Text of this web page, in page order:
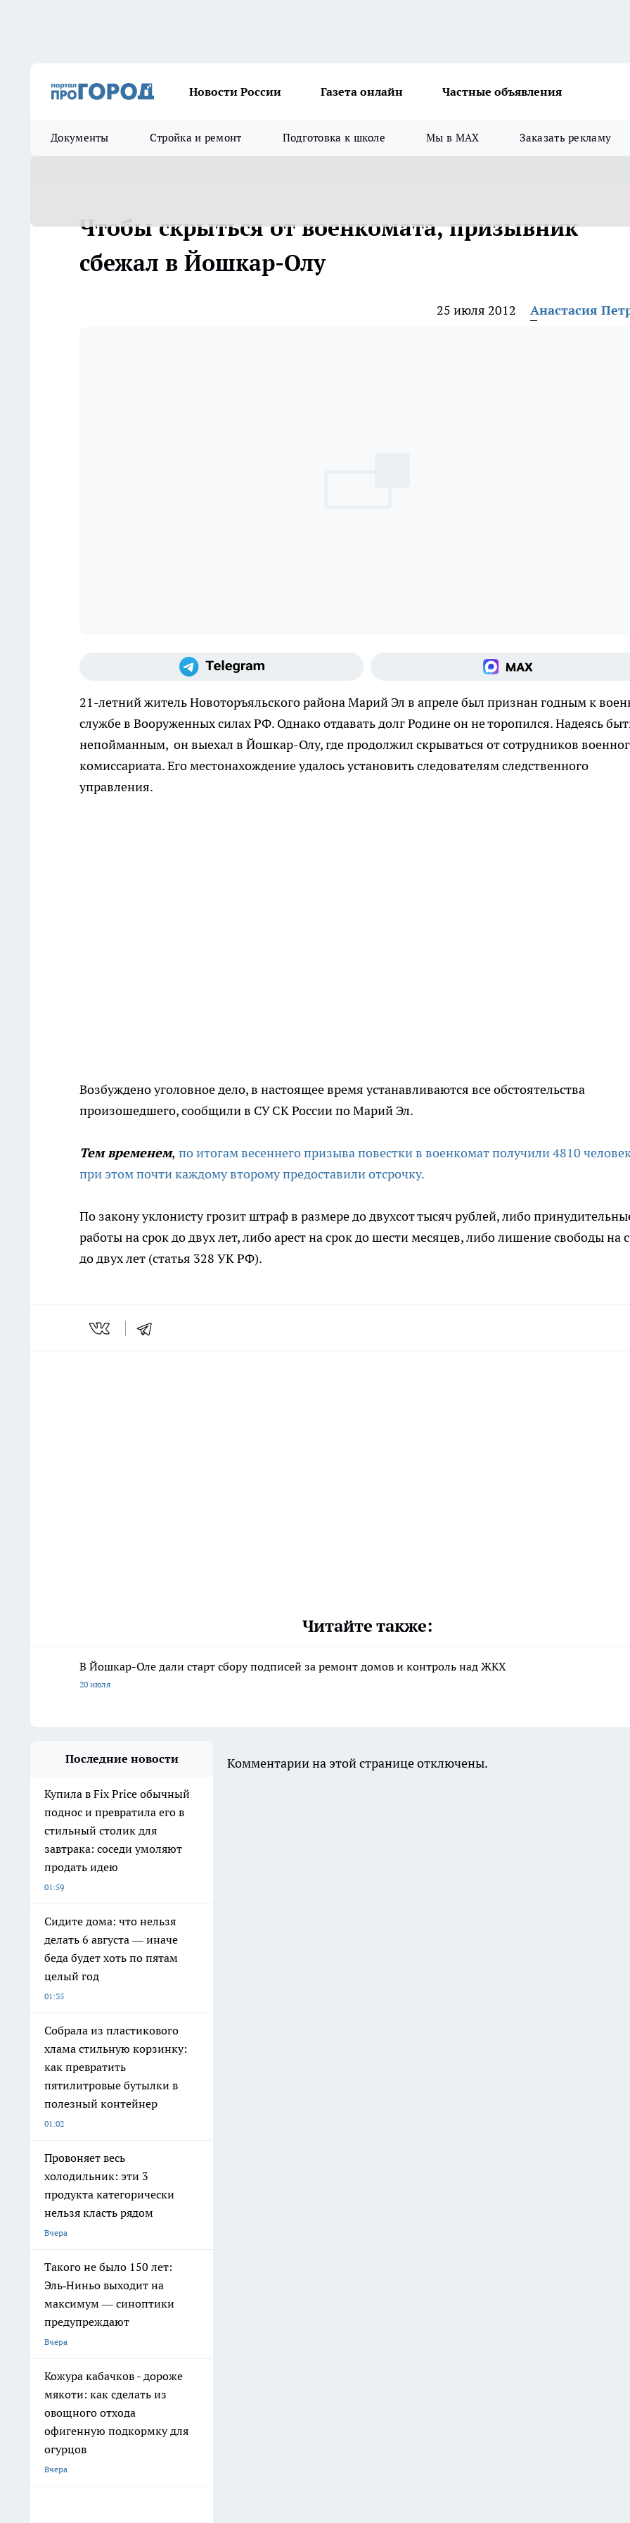
Новости России Газета онлайн Частные объявления
Документы Стройка и ремонт Подготовка к школе Мы в MAX Заказать рекламу
Чтобы скрыться от военкомата, призывник
сбежал в Йошкар-Олу
25 июля 2012 Анастасия
21-летний житель Новоторъяльского района Марий Эл в апреле был признан годным к
службе в Вооруженных силах РФ. Однако отдавать долг Родине он не торопился. Надеясь
непойманным, он выехал в Йошкар-Олу, где продолжил скрываться от сотрудников
комиссариата. Его местонахождение удалось установить следователям следственного
управления.
Возбуждено уголовное дело, в настоящее время устанавливаются все обстоятельства
произошедшего, сообщили в СУ СК России по Марий Эл.
Тем временем, по итогам весеннего призыва повестки в военкомат получили 4810
при этом почти каждому второму предоставили отсрочку.
По закону уклонисту грозит штраф в размере до двухсот тысяч рублей, либо
работы на срок до двух лет, либо арест на срок до шести месяцев, либо лишение свободы на
до двух лет (статья 328 УК РФ).
Читайте также:
В Йошкар-Оле дали старт сбору подписей за ремонт домов и контроль над ЖКХ
20 июля
Последние новости
Купила в Fix Price обычный
поднос и превратила его в
стильный столик для
завтрака: соседи умоляют
продать идею
01:59
Сидите дома: что нельзя
делать 6 августа — иначе
беда будет хоть по пятам
целый год
01:35
Собрала из пластикового
хлама стильную корзинку:
как превратить
пятилитровые бутылки в
полезный контейнер
01:02
Провоняет весь
холодильник: эти 3
продукта категорически
нельзя класть рядом
Вчера
Такого не было 150 лет:
Эль‑Ниньо выходит на
максимум — синоптики
предупреждают
Вчера
Кожура кабачков - дороже
мякоти: как сделать из
овощного отхода
офигенную подкормку для
огурцов
Вчера
Комментарии на этой странице отключены.